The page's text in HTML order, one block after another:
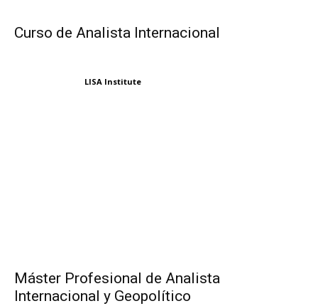
Curso de Analista Internacional
LISA Institute
Máster Profesional de Analista
Internacional y Geopolítico